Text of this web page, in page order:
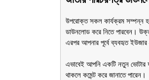
উপরোক্ত সকল কার্যক্রম সম্পন্ন
ডাউনলোড করে নিতে পারবেন।
এরপর আপনার পূর্বে ব্যবহৃত ইউজার
এভাবেই আপনি একটি নতুন ভোটার
থাকলে কমেন্ট করে জানাতে পারেন।